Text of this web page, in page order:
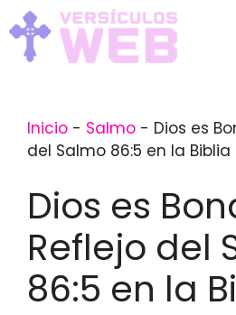
Skip
to
content
Inicio - Salmo - Dios es
del Salmo 86:5 en la Biblia
Dios es
Reflejo del
86:5 en la